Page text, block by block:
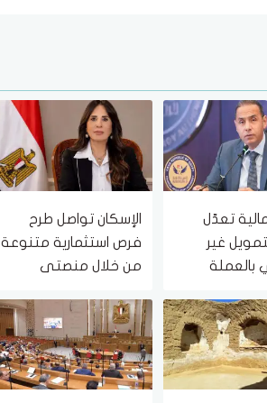
تعدّل
غير
بالعملة
الإسكان تواصل طرح
فرص استثمارية متنوعة
من خلال منصتى
والأجنبي